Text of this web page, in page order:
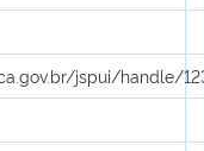
jspui/handle/